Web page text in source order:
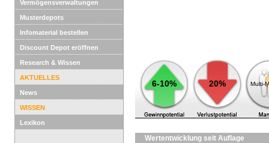
Vermögensverwaltungen
Musterdepots
Infomaterial bestellen
Discount Depot eröffnen
Research & Wissen
AKTUELLES
News
WISSEN
Lexikon
6-10% 20% Multi-
Wertentwicklung seit Auflage